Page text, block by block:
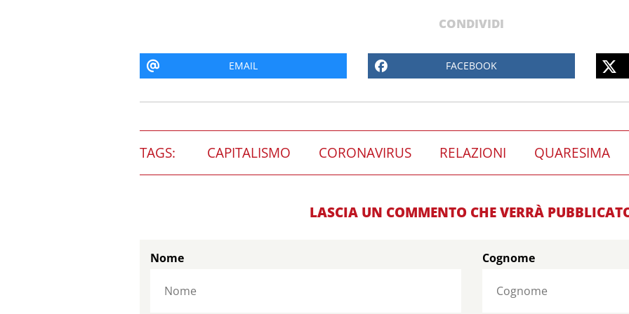
CONDIVIDI
EMAIL FACEBOOK
TAGS: CAPITALISMO CORONAVIRUS RELAZIONI QUARESIMA
LASCIA UN COMMENTO CHE VERRÀ
Nome Cognome